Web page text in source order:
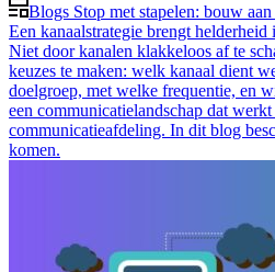
Blogs Stop met stapelen: bouw
Een kanaalstrategie brengt
Niet door kanalen klakkeloos af te
keuzes te maken: welk kanaal dient
doelgroep, met welke frequentie, en
een communicatielandschap dat
communicatieafdeling. In dit blog
komen.